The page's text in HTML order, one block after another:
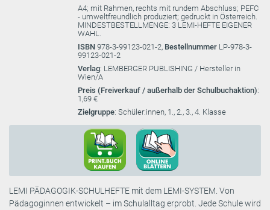
A4; mit Rahmen, rechts mit rundem Abschluss; PEFC
- umweltfreundlich produziert; gedruckt in Österreich.
MINDESTBESTELLMENGE: 3 LEMI-HEFTE EIGENER
WAHL.
ISBN 978-3-99123-021-2, Bestellnummer LP-978-3-
99123-021-2
Verlag: LEMBERGER PUBLISHING / Hersteller in
Wien/A
Preis (Freiverkauf / außerhalb der Schulbuchaktion):
1,69 €
Zielgruppe: Schüler:innen, 1., 2., 3., 4. Klasse
LEMI PÄDAGOGIK-SCHULHEFTE mit dem LEMI-SYSTEM. Von
Pädagoginnen entwickelt – im Schulalltag erprobt. Jede Schule wird